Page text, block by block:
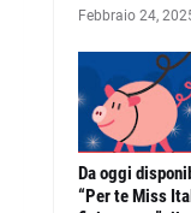
Febbraio 24,
Da oggi
“Per te Miss